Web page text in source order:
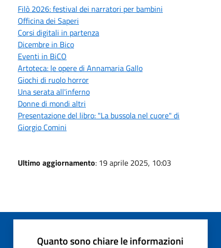
Filò 2026: festival dei narratori per bambini
Officina dei Saperi
Corsi digitali in partenza
Dicembre in Bico
Eventi in BiCO
Artoteca: le opere di Annamaria Gallo
Giochi di ruolo horror
Una serata all'inferno
Donne di mondi altri
Presentazione del libro: "La bussola nel cuore" di
Giorgio Comini
Ultimo aggiornamento: 19 aprile 2025, 10:03
Quanto sono chiare le informazioni